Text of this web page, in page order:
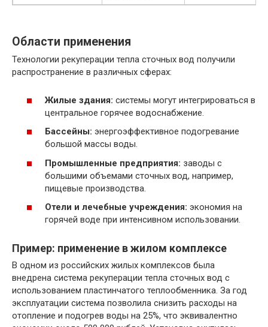
Области применения
Технологии рекуперации тепла сточных вод получили
распространение в различных сферах:
Жилые здания: системы могут интегрироваться в
центральное горячее водоснабжение.
Бассейны: энергоэффективное подогревание
большой массы воды.
Промышленные предприятия: заводы с
большими объемами сточных вод, например,
пищевые производства.
Отели и лечебные учреждения: экономия на
горячей воде при интенсивном использовании.
Пример: применение в жилом комплексе
В одном из российских жилых комплексов была
внедрена система рекуперации тепла сточных вод с
использованием пластинчатого теплообменника. За год
эксплуатации система позволила снизить расходы на
отопление и подогрев воды на 25%, что эквивалентно